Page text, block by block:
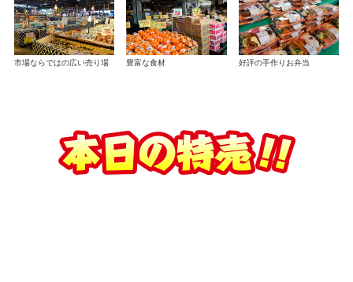
市場ならではの広い売り場 豊富な食材 好評の手作りお弁当